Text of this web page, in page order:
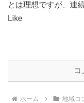
とは理想ですが、連
Like
コ
ホーム 地域コ